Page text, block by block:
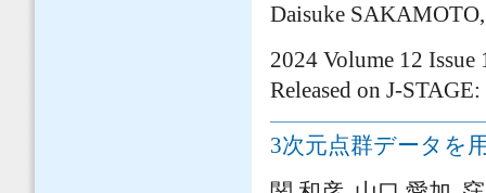
Daisuke
2024 Volume 12 Issue
Released on J-
3次元点群データを